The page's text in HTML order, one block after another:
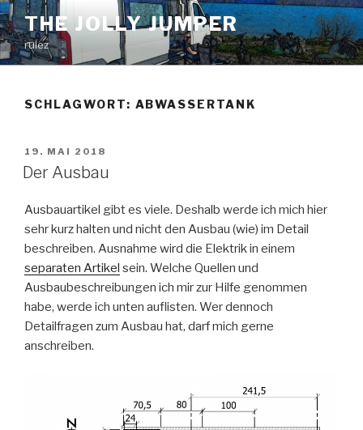
Zum
Inhalt
springen
THE JOLLY JUMPER
rulez
SCHLAGWORT: ABWASSERTANK
VERÖFFENTLICHT
AM
19. MAI 2018
Der Ausbau
Ausbauartikel gibt es viele. Deshalb werde ich mich hier
sehr kurz halten und nicht den Ausbau (wie) im Detail
beschreiben. Ausnahme wird die Elektrik in einem
separaten Artikel sein. Welche Quellen und
Ausbaubeschreibungen ich mir zur Hilfe genommen
habe, werde ich unten auflisten. Wer dennoch
Detailfragen zum Ausbau hat, darf mich gerne
anschreiben.